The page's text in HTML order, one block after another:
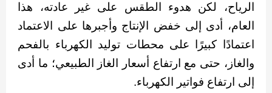
الرياح، لكن هدوء الطقس على غير عادته، هذا
العام، أدى إلى خفض الإنتاج وأجبرها على الاعتماد
اعتمادًا كبيرًا على محطات توليد الكهرباء بالفحم
والغاز، حتى مع ارتفاع أسعار الغاز الطبيعي؛ ما أدى
إلى ارتفاع فواتير الكهرباء.